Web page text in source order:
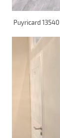
Puyricard 13540